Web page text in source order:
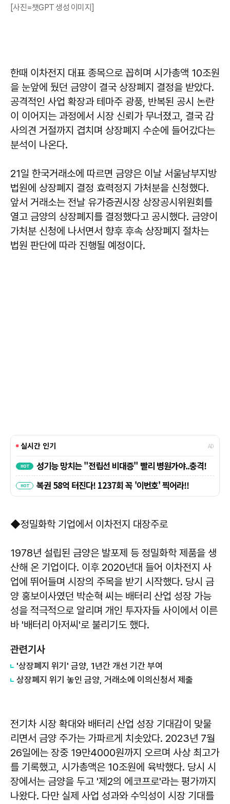
[사진=챗GPT 생성 이미지]
한때 이차전지 대표 종목으로 꼽히며 시가총액 10조원
을 눈앞에 뒀던 금양이 결국 상장폐지 결정을 받았다.
공격적인 사업 확장과 테마주 광풍, 반복된 공시 논란
이 이어지는 과정에서 시장 신뢰가 무너졌고, 결국 감
사의견 거절까지 겹치며 상장폐지 수순에 들어갔다는
분석이 나온다.
21일 한국거래소에 따르면 금양은 이날 서울남부지방
법원에 상장폐지 결정 효력정지 가처분을 신청했다.
앞서 거래소는 전날 유가증권시장 상장공시위원회를
열고 금양의 상장폐지를 결정했다고 공시했다. 금양이
가처분 신청에 나서면서 향후 후속 상장폐지 절차는
법원 판단에 따라 진행될 예정이다.
◆정밀화학 기업에서 이차전지 대장주로
1978년 설립된 금양은 발포제 등 정밀화학 제품을 생
산해 온 기업이다. 이후 2020년대 들어 이차전지 사
업에 뛰어들며 시장의 주목을 받기 시작했다. 당시 금
양 홍보이사였던 박순혁 씨는 배터리 산업 성장 가능
성을 적극적으로 알리며 개인 투자자들 사이에서 이른
바 '배터리 아저씨'로 불리기도 했다.
관련기사
'상장폐지 위기' 금양, 1년간 개선 기간 부여
상장폐지 위기 놓인 금양, 거래소에 이의신청서 제출
전기차 시장 확대와 배터리 산업 성장 기대감이 맞물
리면서 금양 주가는 가파르게 치솟았다. 2023년 7월
26일에는 장중 19만4000원까지 오르며 사상 최고가
를 기록했고, 시가총액은 10조원에 육박했다. 당시 시
장에서는 금양을 두고 '제2의 에코프로'라는 평가까지
나왔다. 다만 실제 사업 성과와 수익성이 시장 기대를